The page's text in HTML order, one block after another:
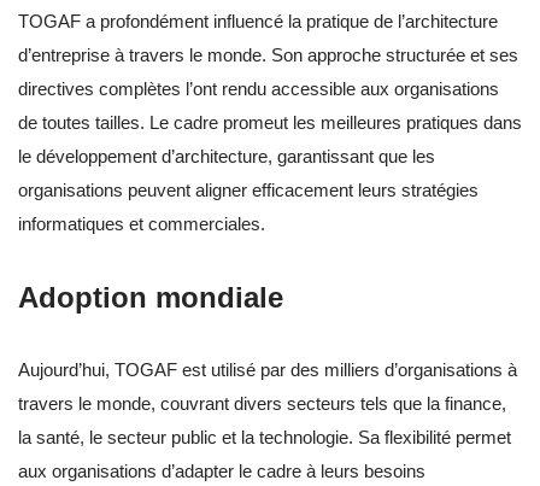
TOGAF a profondément influencé la pratique de l’architecture
d’entreprise à travers le monde. Son approche structurée et ses
directives complètes l’ont rendu accessible aux organisations
de toutes tailles. Le cadre promeut les meilleures pratiques dans
le développement d’architecture, garantissant que les
organisations peuvent aligner efficacement leurs stratégies
informatiques et commerciales.
Adoption mondiale
Aujourd’hui, TOGAF est utilisé par des milliers d’organisations à
travers le monde, couvrant divers secteurs tels que la finance,
la santé, le secteur public et la technologie. Sa flexibilité permet
aux organisations d’adapter le cadre à leurs besoins